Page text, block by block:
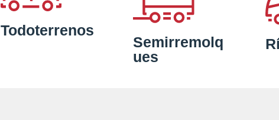
Todoterrenos
Semirremolq
ues